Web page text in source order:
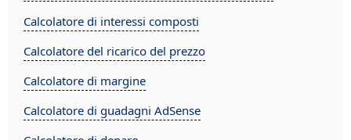
Calcolatore di interessi composti
Calcolatore del ricarico del prezzo
Calcolatore di margine
Calcolatore di guadagni AdSense